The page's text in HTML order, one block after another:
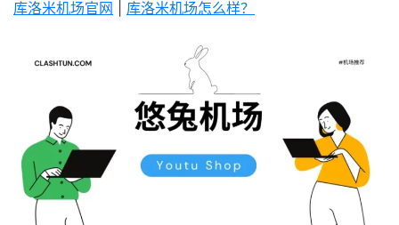
库洛米机场官网 库洛米机场怎么样？